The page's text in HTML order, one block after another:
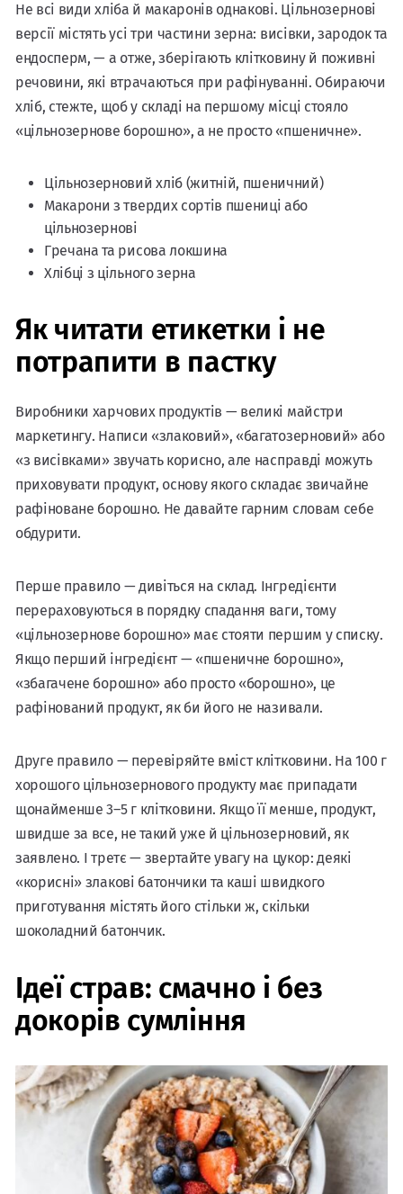
Не всі види хліба й макаронів однакові. Цільнозернові
версії містять усі три частини зерна: висівки, зародок та
ендосперм, — а отже, зберігають клітковину й поживні
речовини, які втрачаються при рафінуванні. Обираючи
хліб, стежте, щоб у складі на першому місці стояло
«цільнозернове борошно», а не просто «пшеничне».
Цільнозерновий хліб (житній, пшеничний)
Макарони з твердих сортів пшениці або
цільнозернові
Гречана та рисова локшина
Хлібці з цільного зерна
Як читати етикетки і не
потрапити в пастку
Виробники харчових продуктів — великі майстри
маркетингу. Написи «злаковий», «багатозерновий» або
«з висівками» звучать корисно, але насправді можуть
приховувати продукт, основу якого складає звичайне
рафіноване борошно. Не давайте гарним словам себе
обдурити.
Перше правило — дивіться на склад. Інгредієнти
перераховуються в порядку спадання ваги, тому
«цільнозернове борошно» має стояти першим у списку.
Якщо перший інгредієнт — «пшеничне борошно»,
«збагачене борошно» або просто «борошно», це
рафінований продукт, як би його не називали.
Друге правило — перевіряйте вміст клітковини. На 100 г
хорошого цільнозернового продукту має припадати
щонайменше 3–5 г клітковини. Якщо її менше, продукт,
швидше за все, не такий уже й цільнозерновий, як
заявлено. І третє — звертайте увагу на цукор: деякі
«корисні» злакові батончики та каші швидкого
приготування містять його стільки ж, скільки
шоколадний батончик.
Ідеї страв: смачно і без
докорів сумління